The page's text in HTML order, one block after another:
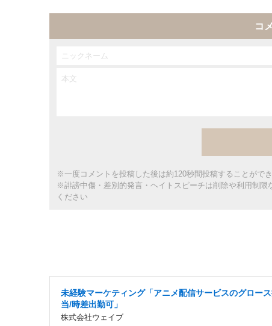
コ
※一度コメントを投稿した後は約120秒間投稿することがで
※誹謗中傷・差別的発言・ヘイトスピーチは削除や利用制限
ください
未経験マーケティング「アニメ配信サービスのグロー
当/時差出勤可」
株式会社ウェイブ